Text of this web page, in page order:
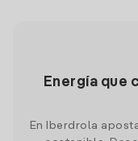
Energía que
En Iberdrola